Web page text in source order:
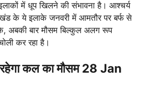
में धूप खिलने की संभावना है। आश्चर्य
के ये इलाके जनवरी में आमतौर पर बर्फ से
अबकी बार मौसम बिल्कुल अलग रूप
कर रहा है।
रहेगा कल का मौसम 28 Jan